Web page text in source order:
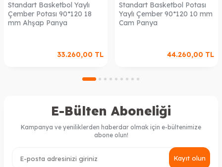
Standart Basketbol Yaylı
Çember Potası 90*120 18
mm Ahşap Panya
33.260,00 TL
Standart Basketbol Potası
Yaylı Çember 90*120 10 mm
Cam Panya
44.260,00 TL
E-Bülten Aboneliği
Kampanya ve yeniliklerden haberdar olmak için e-bültenimize
abone olun!
Kayıt olun